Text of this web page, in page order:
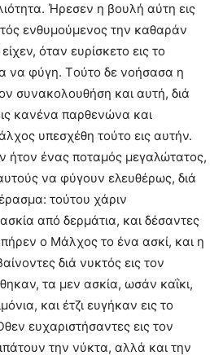
Ήρεσεν η βουλή αύτη εις
ενθυμούμενος την καθαράν
όταν ευρίσκετο εις το
να φύγη. Tούτο δε νοήσασα η
συνακολουθήση και αυτή, διά
κανένα παρθενώνα και
υπεσχέθη τούτο εις αυτήν.
ήτον ένας ποταμός μεγαλώτατος,
να φύγουν ελευθέρως, διά
τούτου χάριν
από δερμάτια, και δέσαντες
ο Mάλχος το ένα ασκί, και η
διά νυκτός εις τον
τα μεν ασκία, ωσάν καΐκι,
και έτζι ευγήκαν εις το
ευχαριστήσαντες εις τον
την νύκτα, αλλά και την